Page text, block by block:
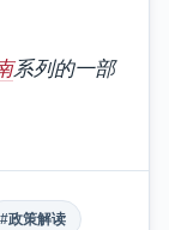
系列的一部
#政策解读